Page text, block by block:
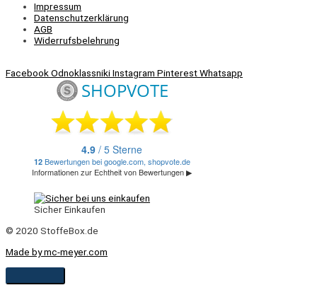
Impressum
Datenschutzerklärung
AGB
Widerrufsbelehrung
FacebookOdnoklassnikiInstagram PinterestWhatsapp
Sicher Einkaufen
© 2020 StoffeBox.de
Made by mc-meyer.com